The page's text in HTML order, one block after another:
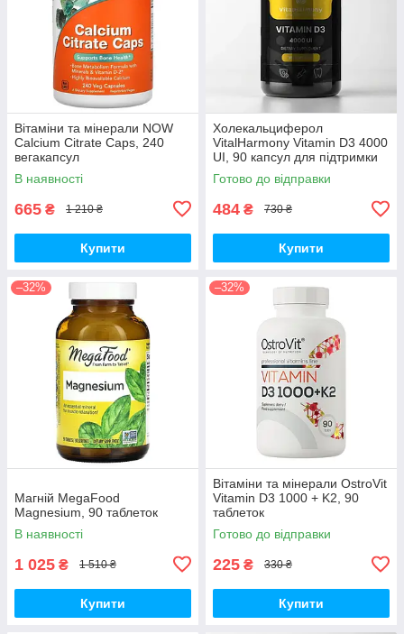
Вітаміни та мінерали NOW
Calcium Citrate Caps, 240
вегакапсул
В наявності
665 ₴ 1 210 ₴
Купити
Холекальциферол
VitalHarmony Vitamin D3 4000
UI, 90 капсул для підтримки
імунної системи
Готово до відправки
484 ₴ 730 ₴
Купити
–32%
Магній MegaFood
Magnesium, 90 таблеток
В наявності
1 025 ₴ 1 510 ₴
Купити
–32%
Вітаміни та мінерали OstroVit
Vitamin D3 1000 + K2, 90
таблеток
Готово до відправки
225 ₴ 330 ₴
Купити